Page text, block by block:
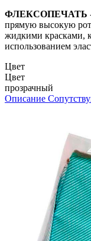
ФЛЕКСОПЕЧАТЬ
прямую высокую
жидкими красками,
использованием
Цвет
Цвет
прозрачный
Описание